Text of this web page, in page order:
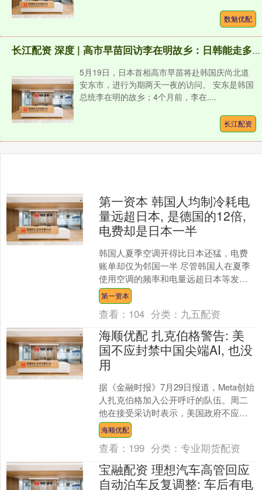
数魅优配
长江配资 深度 | 高市早苗回访李在明故乡：日韩能走多近？谁更需要谁？
5月19日，日本首相高市早苗将赴韩国庆尚北道
安东市，进行为期两天一夜的访问。 安东是韩国
总统李在明的故乡；4个月前，李在....
长江配资
第一资本 韩国人均制冷耗电
量远超日本, 是德国的12倍,
电费却是日本一半
韩国人夏季空调开得比日本还猛，电费
账单却仅为邻国一半 尽管韩国人在夏季
使用空调的频率和电量远超日本等发达
国家，但韩国家庭实际承担的电费却处
于主要发达国家中的最低....
第一资本
查看： 104 分类： 九五配资
海顺优配 扎克伯格警告: 美
国不应封禁中国尖端AI, 也没
用
据《金融时报》7月29日报道，Meta创始
人扎克伯格加入公开呼吁的队伍。周二
他在接受采访时表示，美国政府不应为
了在人工智能（AI）竞争中占据优势而封
杀中国AI模....
海顺优配
查看： 199 分类：专业期货配资
宝融配资 理想汽车高管回应
自动泊车反复调整: 车后有电